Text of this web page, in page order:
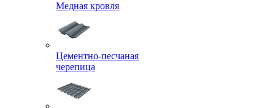
Медная кровля
Цементно-песчаная
черепица